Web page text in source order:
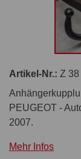
Artikel-Nr.: Z 38
PEUGEOT -
2007.
Mehr Infos